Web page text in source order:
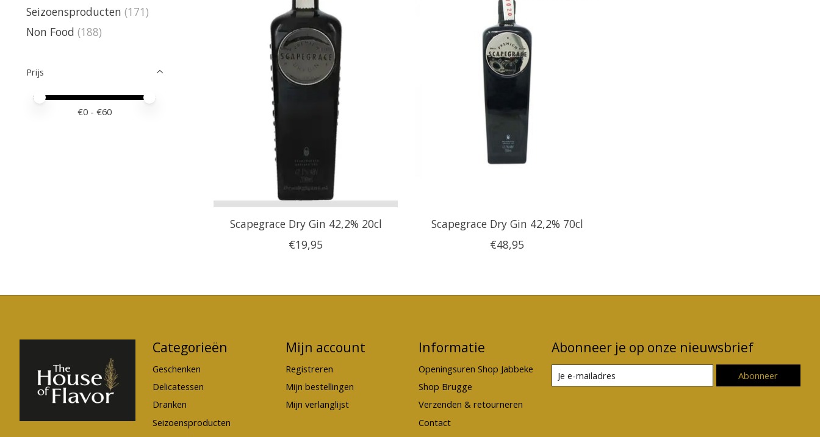
Seizoensproducten (171)
Non Food (188)
Prijs
Minimale prijswaarde
Price maximum value
€0 - €60
Scapegrace Dry Gin 42,2% 20cl
€19,95
Scapegrace Dry Gin 42,2% 70cl
€48,95
Categorieën
Geschenken
Delicatessen
Dranken
Seizoensproducten
Mijn account
Registreren
Mijn bestellingen
Mijn verlanglijst
Informatie
Openingsuren Shop Jabbeke
Shop Brugge
Verzenden & retourneren
Contact
Abonneer je op onze nieuwsbrief
Abonneer